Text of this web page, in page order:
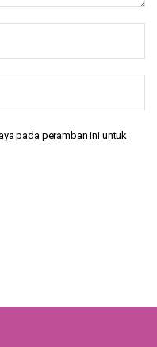
pada peramban ini untuk